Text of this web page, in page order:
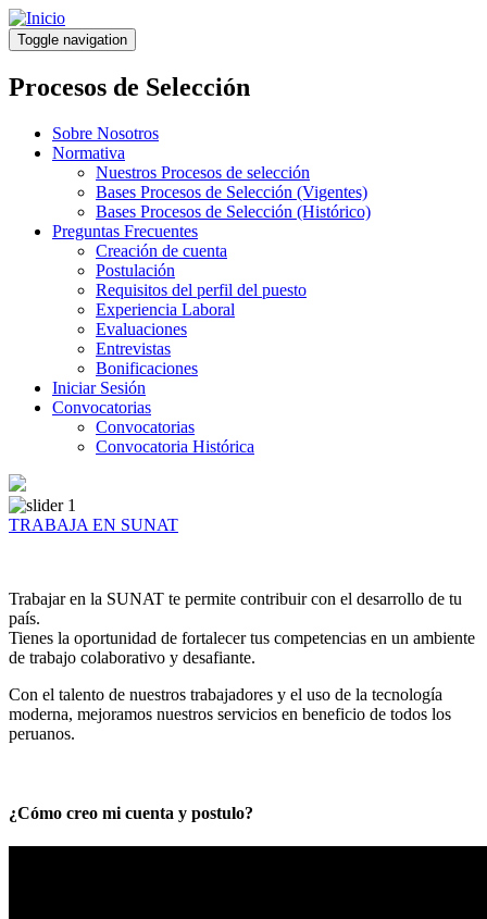
Pasar
al
contenido
principal
Toggle navigation
Procesos de Selección
Sobre Nosotros
Normativa
Nuestros Procesos de selección
Bases Procesos de Selección (Vigentes)
Bases Procesos de Selección (Histórico)
Preguntas Frecuentes
Creación de cuenta
Postulación
Requisitos del perfil del puesto
Experiencia Laboral
Evaluaciones
Entrevistas
Bonificaciones
Iniciar Sesión
Convocatorias
Convocatorias
Convocatoria Histórica
TRABAJA EN SUNAT
Trabajar en la SUNAT te permite contribuir con el desarrollo de tu
país.
Tienes la oportunidad de fortalecer tus competencias en un ambiente
de trabajo colaborativo y desafiante.
Con el talento de nuestros trabajadores y el uso de la tecnología
moderna, mejoramos nuestros servicios en beneficio de todos los
peruanos.
¿Cómo creo mi cuenta y postulo?